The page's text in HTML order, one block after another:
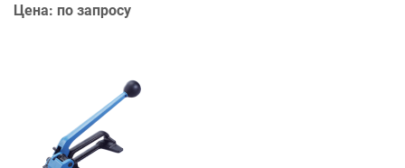
Цена: по запросу